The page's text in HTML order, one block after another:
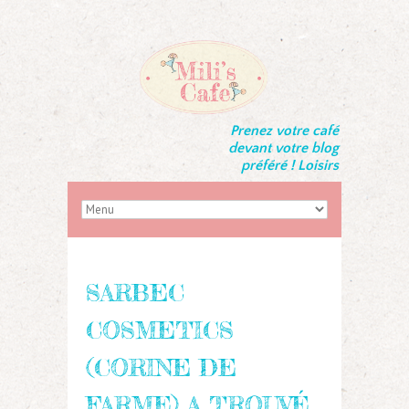
Prenez votre café
devant votre blog
préféré ! Loisirs
SARBEC
COSMETICS
(CORINE DE